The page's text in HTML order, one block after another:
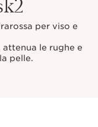
per viso e
le rughe e
pelle.